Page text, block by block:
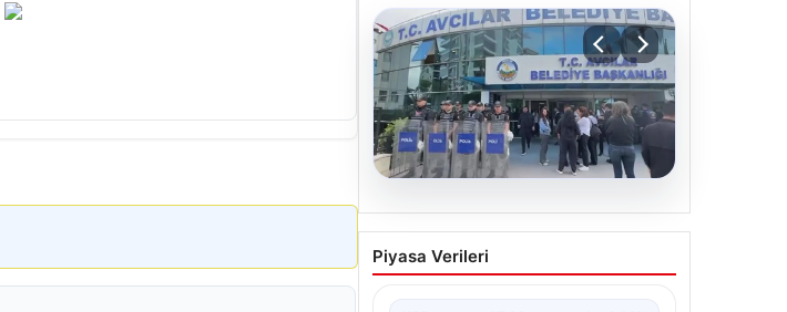
Avcılar Belediyesi’ne
operasyon. 12 şüpheli
Piyasa Verileri